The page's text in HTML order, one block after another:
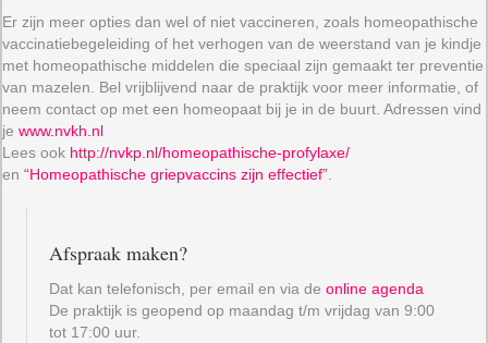
Er zijn meer opties dan wel of niet vaccineren, zoals homeopathische
vaccinatiebegeleiding of het verhogen van de weerstand van je kindje
met homeopathische middelen die speciaal zijn gemaakt ter preventie
van mazelen. Bel vrijblijvend naar de praktijk voor meer informatie, of
neem contact op met een homeopaat bij je in de buurt. Adressen vind
je www.nvkh.nl
Lees ook http://nvkp.nl/homeopathische-profylaxe/
en “Homeopathische griepvaccins zijn effectief”
Afspraak maken?
Dat kan telefonisch, per email en via de online agenda
De praktijk is geopend op maandag t/m vrijdag van 9:00
tot 17:00 uur.